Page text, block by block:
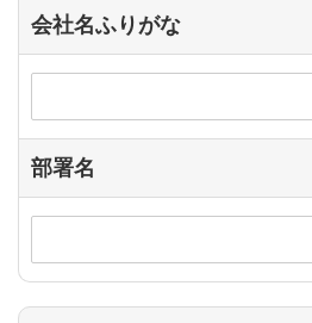
会社名ふりがな
部署名